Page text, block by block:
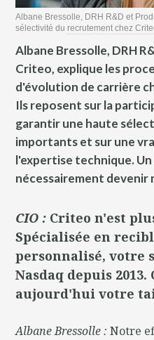
Albane Bressolle, DRH R&D et
sélectivité du recrutement chez
Albane Bressolle, DRH
Criteo, explique les
d'évolution de carrière
Ils reposent sur la
garantir une haute
importants et sur une
l'expertise technique.
nécessairement devenir
CIO : Criteo n'est
Spécialisée en
personnalisé, votre
Nasdaq depuis 2013.
aujourd'hui votre
Albane Bressolle :Notre